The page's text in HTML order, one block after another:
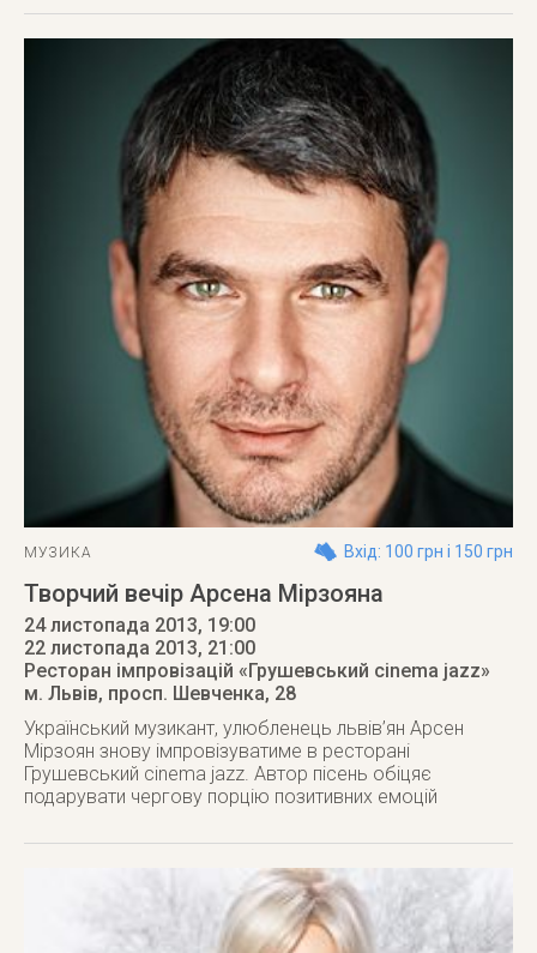
МУЗИКА Вхід: 100 грн і 150 грн
Творчий вечір Арсена Мірзояна
24 листопада 2013, 19:00
22 листопада 2013, 21:00
Ресторан імпровізацій «Грушевський cinema jazz»
м. Львів, просп. Шевченка, 28
Український музикант, улюбленець львів’ян Арсен
Мірзоян знову імпровізуватиме в ресторані
Грушевський cinema jazz. Автор пісень обіцяє
подарувати чергову порцію позитивних емоцій